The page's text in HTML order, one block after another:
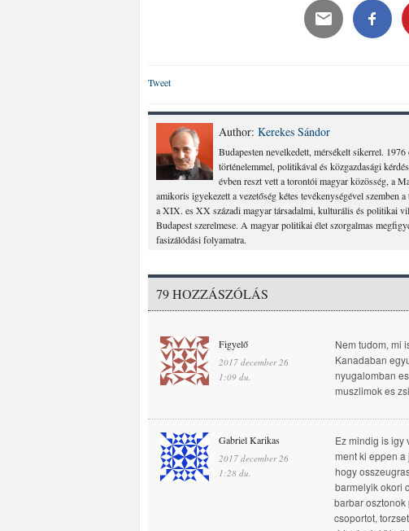
Tweet
Author: Kerekes Sándor
Budapesten nevelkedett, mérsékelt sikerrel.
történelemmel, politikával és közgazdasági
évben reszt vett a torontói magyar közösség, a
amikoris igyekezett a vezetőség kétes tevékenységével szemben
a XIX. es XX századi magyar társadalmi, kulturális és politikai
Budapest szerelmese. A magyar politikai élet szorgalmas
fasizálódási folyamatra.
79 HOZZÁSZÓLÁS
Figyelő
2017 december 26
1:09 du.
Nem tudom, mi
Kanadaban
nyugalomban
muszlimok es
Gabriel Karikas
2017 december 26
1:28 du.
Ez mindig is igy
ment ki eppen
hogy
barmelyik okori
barbar
csoportot,